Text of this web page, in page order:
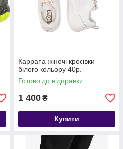
Карpaпa жіночі кросівки
білого кольору 40р.
Готово до відправки
1 400 ₴
Купити